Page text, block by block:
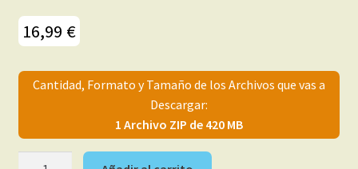
Demos
hijo
Mi cuenta
16,99 €
Cantidad, Formato y Tamaño de los Archivos que vas a
Descargar:
1 Archivo ZIP de 420 MB